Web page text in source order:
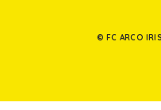
© FC ARCO